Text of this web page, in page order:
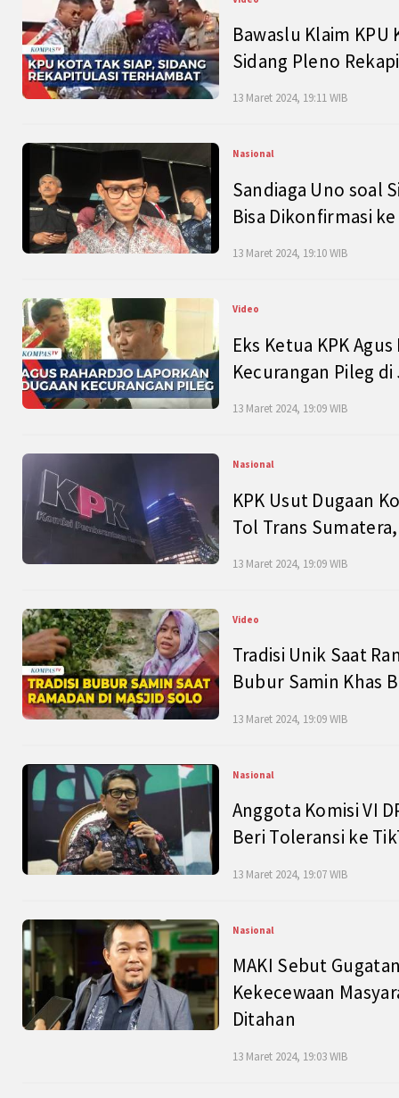
Bawaslu Klaim
Sidang Pleno
13 Maret 2024, 19:11 WIB
Nasional
Sandiaga Uno soal
Bisa Dikonfirmasi
13 Maret 2024, 19:10 WIB
Video
Eks Ketua KPK
Kecurangan Pileg
13 Maret 2024, 19:09 WIB
Nasional
KPK Usut Dugaan
Tol Trans
13 Maret 2024, 19:09 WIB
Video
Tradisi Unik Saat
Bubur Samin Khas
13 Maret 2024, 19:09 WIB
Nasional
Anggota Komisi VI
Beri Toleransi ke
13 Maret 2024, 19:07 WIB
Nasional
MAKI Sebut
Kekecewaan
Ditahan
13 Maret 2024, 19:03 WIB